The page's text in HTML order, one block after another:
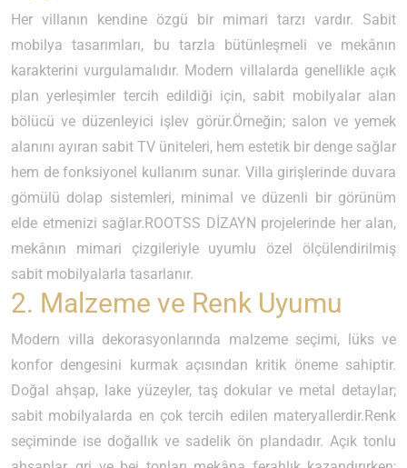
Her villanın kendine özgü bir mimari tarzı vardır. Sabit
mobilya tasarımları, bu tarzla bütünleşmeli ve mekânın
karakterini vurgulamalıdır. Modern villalarda genellikle açık
plan yerleşimler tercih edildiği için, sabit mobilyalar alan
bölücü ve düzenleyici işlev görür.Örneğin; salon ve yemek
alanını ayıran sabit TV üniteleri, hem estetik bir denge sağlar
hem de fonksiyonel kullanım sunar. Villa girişlerinde duvara
gömülü dolap sistemleri, minimal ve düzenli bir görünüm
elde etmenizi sağlar.ROOTSS DİZAYN projelerinde her alan,
mekânın mimari çizgileriyle uyumlu özel ölçülendirilmiş
sabit mobilyalarla tasarlanır.
2. Malzeme ve Renk Uyumu
Modern villa dekorasyonlarında malzeme seçimi, lüks ve
konfor dengesini kurmak açısından kritik öneme sahiptir.
Doğal ahşap, lake yüzeyler, taş dokular ve metal detaylar;
sabit mobilyalarda en çok tercih edilen materyallerdir.Renk
seçiminde ise doğallık ve sadelik ön plandadır. Açık tonlu